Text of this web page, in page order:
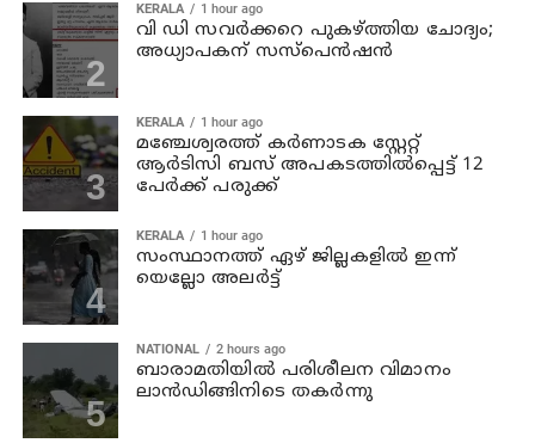
KERALA 1 hour ago
വി ഡി സവര്‍ക്കറെ പുകഴ്ത്തിയ ചോദ്യം;
അധ്യാപകന് സസ്പെന്‍ഷന്‍
KERALA 1 hour ago
മഞ്ചേശ്വരത്ത് കര്‍ണാടക സ്റ്റേറ്റ്
ആര്‍ടിസി ബസ് അപകടത്തില്‍പ്പെട്ട് 12
പേര്‍ക്ക് പരുക്ക്
KERALA 1 hour ago
സംസ്ഥാനത്ത് ഏഴ് ജില്ലകളില്‍ ഇന്ന്
യെല്ലോ അലര്‍ട്ട്
NATIONAL 2 hours ago
ബാരാമതിയില്‍ പരിശീലന വിമാനം
ലാന്‍ഡിങ്ങിനിടെ തകര്‍ന്നു